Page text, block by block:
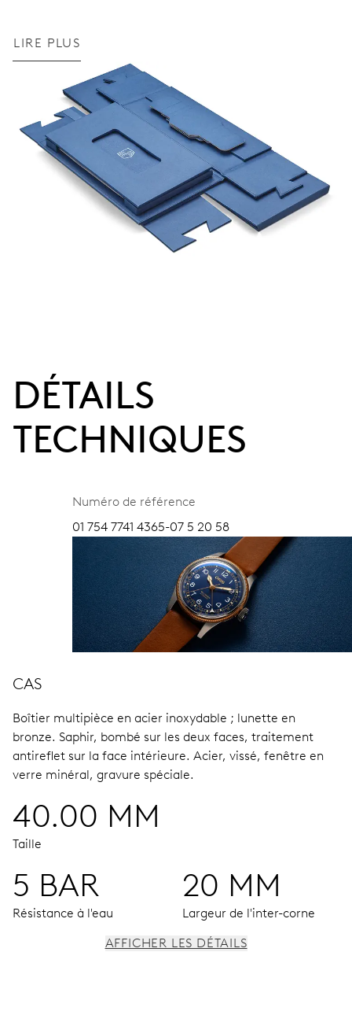
LIRE PLUS
DÉTAILS
TECHNIQUES
Numéro de référence
01 754 7741 4365-07 5 20 58
CAS
Boîtier multipièce en acier inoxydable ; lunette en
bronze. Saphir, bombé sur les deux faces, traitement
antireflet sur la face intérieure. Acier, vissé, fenêtre en
verre minéral, gravure spéciale.
40.00 MM
Taille
5 BAR
Résistance à l'eau
20 MM
Largeur de l'inter-corne
AFFICHER LES DÉTAILS